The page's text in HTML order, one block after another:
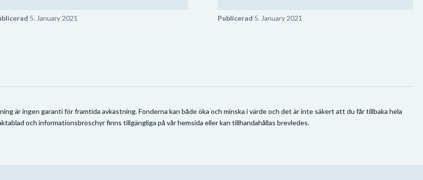
5. January 2021 Publicerad 5. January 2021
är ingen garanti för framtida avkastning. Fonderna kan både öka och minska i värde och det är inte säkert att du får tillbaka hela
och informationsbroschyr finns tillgängliga på vår hemsida eller kan tillhandahållas brevledes.